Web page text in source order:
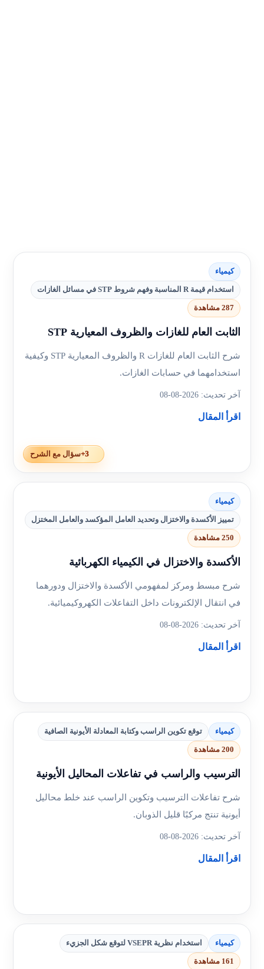
كيمياء
استخدام قيمة R المناسبة وفهم شروط STP في مسائل الغازات
287 مشاهدة
الثابت العام للغازات والظروف المعيارية STP
شرح الثابت العام للغازات R والظروف المعيارية STP وكيفية
استخدامهما في حسابات الغازات.
آخر تحديث: 2026-08-08
+3سؤال مع الشرح
اقرأ المقال
كيمياء
تمييز الأكسدة والاختزال وتحديد العامل المؤكسد والعامل المختزل
250 مشاهدة
الأكسدة والاختزال في الكيمياء الكهربائية
شرح مبسط ومركز لمفهومي الأكسدة والاختزال ودورهما
في انتقال الإلكترونات داخل التفاعلات الكهروكيميائية.
آخر تحديث: 2026-08-08
اقرأ المقال
كيمياء توقع تكوين الراسب وكتابة المعادلة الأيونية الصافية
200 مشاهدة
الترسيب والراسب في تفاعلات المحاليل الأيونية
شرح تفاعلات الترسيب وتكوين الراسب عند خلط محاليل
أيونية تنتج مركبًا قليل الذوبان.
آخر تحديث: 2026-08-08
اقرأ المقال
كيمياء استخدام نظرية VSEPR لتوقع شكل الجزيء
161 مشاهدة